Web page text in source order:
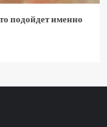
подойдет именно